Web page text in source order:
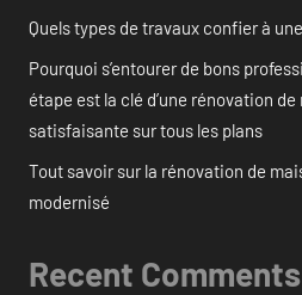
Quels types de travaux confier à
Pourquoi s’entourer de bons
étape est la clé d’une rénovation
satisfaisante sur tous les plans
Tout savoir sur la rénovation de
modernisé
Recent Comments